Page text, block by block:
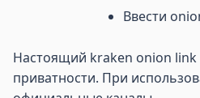
Ввести
Настоящий kraken onion link
приватности. При